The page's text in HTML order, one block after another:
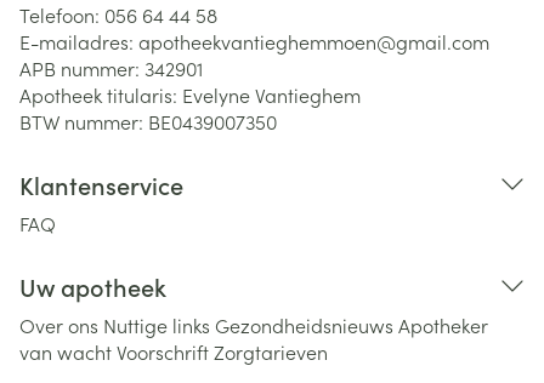
Telefoon: 056 64 44 58
E-mailadres: apotheekvantieghemmoen@gmail.com
APB nummer: 342901
Apotheek titularis: Evelyne Vantieghem
BTW nummer: BE0439007350
Klantenservice
FAQ
Uw apotheek
Over ons Nuttige links Gezondheidsnieuws Apotheker
van wachtVoorschriftZorgtarieven